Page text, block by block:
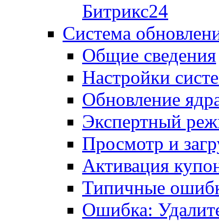
Битрикс24
Система
Общие сведения
Настройки
Обновление
Экспертный
Просмотр и
Активация
Типичные
Ошибка: